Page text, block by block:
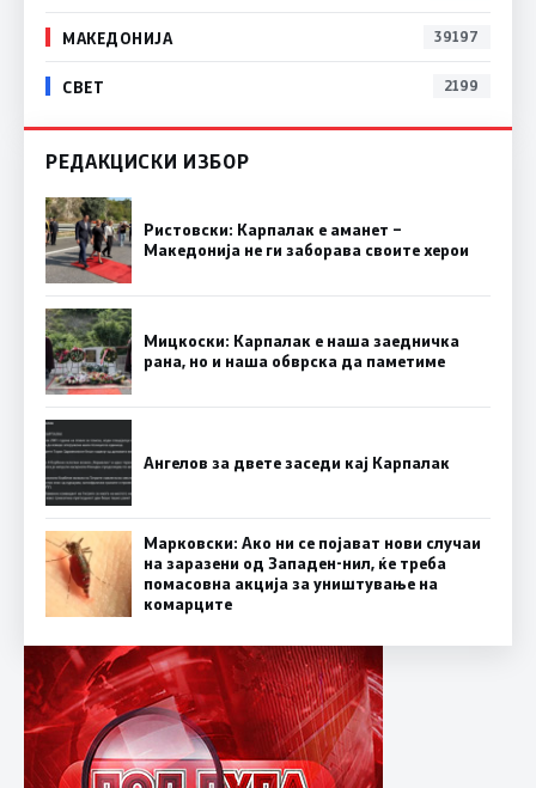
МАКЕДОНИЈА 39197
СВЕТ 2199
РЕДАКЦИСКИ ИЗБОР
Ристовски: Карпалак е аманет –
Македонија не ги заборава своите херои
Мицкоски: Карпалак е наша заедничка
рана, но и наша обврска да паметиме
Ангелов за двете заседи кај Карпалак
Марковски: Ако ни се појават нови случаи
на заразени од Западен-нил, ќе треба
помасовна акција за уништување на
комарците